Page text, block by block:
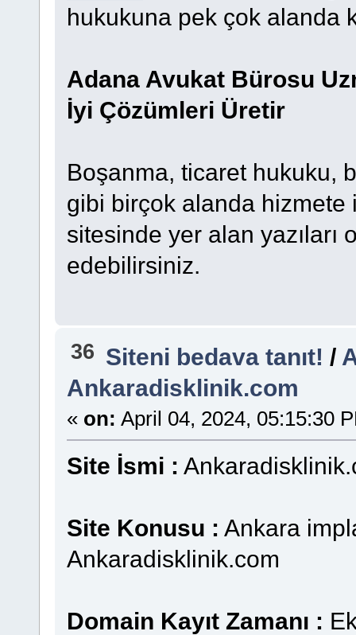
hukukuna pek çok alanda
Adana Avukat Bürosu
İyi Çözümleri Üretir
Boşanma, ticaret hukuku,
gibi birçok alanda hizmete
sitesinde yer alan yazıları
edebilirsiniz.
36 Siteni bedava tanıt! /
Ankaradisklinik.com
« on: April 04, 2024, 05:15:30
Site İsmi :
Site Konusu : Ankara
Ankaradisklinik.com
Domain Kayıt Zamanı :